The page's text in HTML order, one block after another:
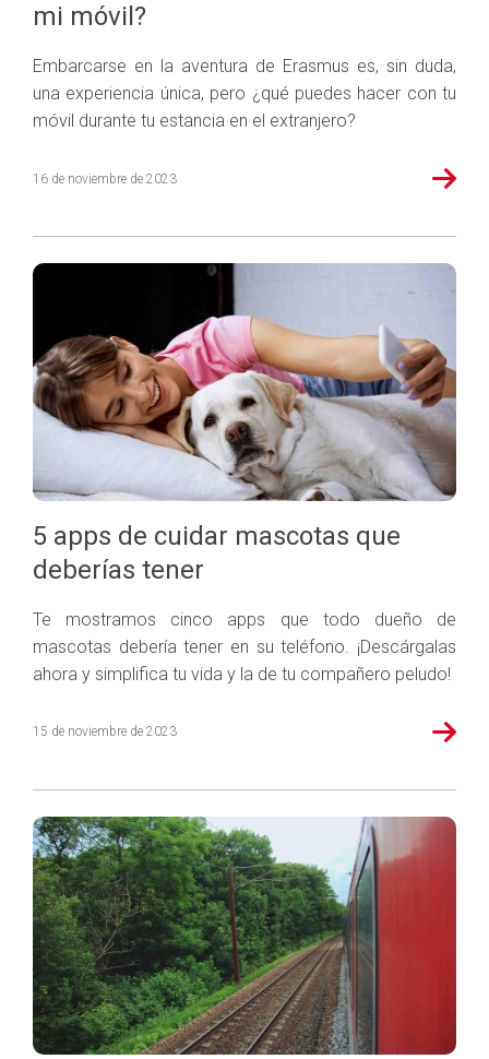
mi móvil?
Embarcarse en la aventura de Erasmus es, sin duda,
una experiencia única, pero ¿qué puedes hacer con tu
móvil durante tu estancia en el extranjero?
16 de noviembre de 2023
5 apps de cuidar mascotas que
deberías tener
Te mostramos cinco apps que todo dueño de
mascotas debería tener en su teléfono. ¡Descárgalas
ahora y simplifica tu vida y la de tu compañero peludo!
15 de noviembre de 2023